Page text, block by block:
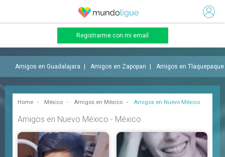
Registrarme con mi email
Amigos en Guadalajara Amigos en Zapopan Amigos en Tlaquepaque
Amigos en Nuevo México - México
Home México Amigos en México Amigos en Nuevo México